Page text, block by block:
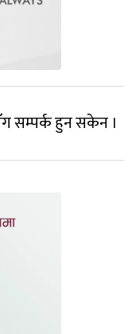
सम्पर्क हुन सकेन ।